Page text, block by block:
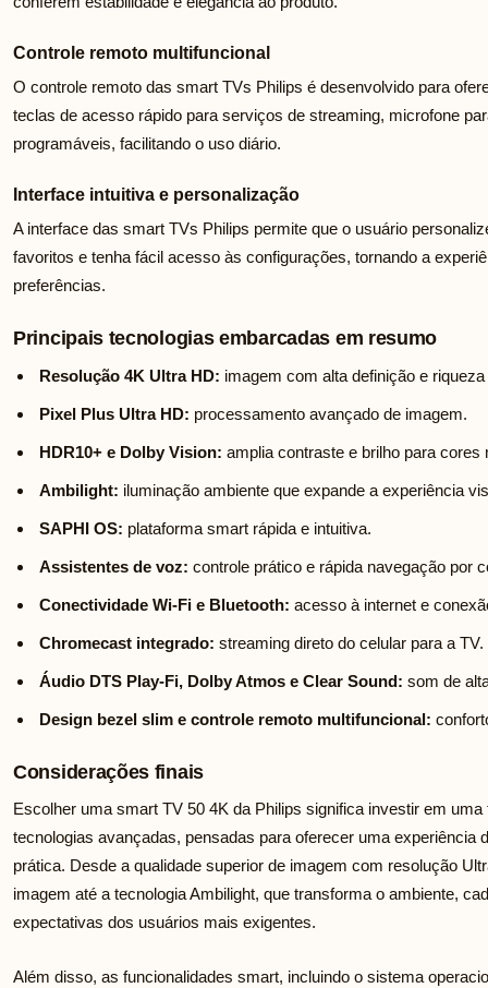
Controle remoto multifuncional
O controle remoto das smart TVs Philips é desenvolvido para
teclas de acesso rápido para serviços de streaming, microfone
programáveis, facilitando o uso diário.
Interface intuitiva e personalização
A interface das smart TVs Philips permite que o usuário
favoritos e tenha fácil acesso às configurações, tornando a
preferências.
Principais tecnologias embarcadas em resumo
Resolução 4K Ultra HD: imagem com alta definição e
Pixel Plus Ultra HD: processamento avançado de imagem.
HDR10+ e Dolby Vision: amplia contraste e brilho para cores
Ambilight: iluminação ambiente que expande a experiência
SAPHI OS: plataforma smart rápida e intuitiva.
Assistentes de voz: controle prático e rápida navegação por
Conectividade Wi-Fi e Bluetooth: acesso à internet e
Chromecast integrado: streaming direto do celular para a TV.
Áudio DTS Play-Fi, Dolby Atmos e Clear Sound: som de
Design bezel slim e controle remoto multifuncional:
Considerações finais
Escolher uma smart TV 50 4K da Philips significa investir em
tecnologias avançadas, pensadas para oferecer uma experiência
prática. Desde a qualidade superior de imagem com resolução
imagem até a tecnologia Ambilight, que transforma o ambiente,
expectativas dos usuários mais exigentes.
Além disso, as funcionalidades smart, incluindo o sistema